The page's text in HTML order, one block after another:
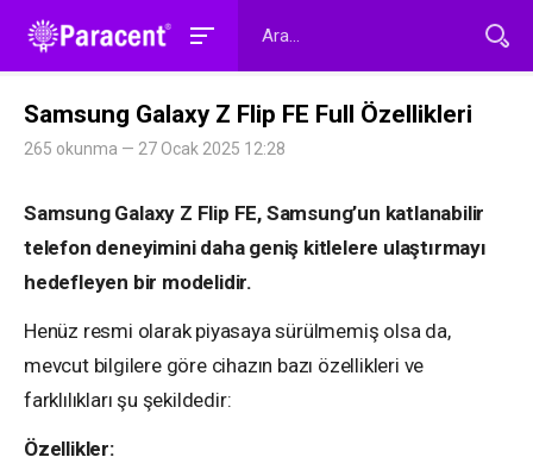
Samsung Galaxy Z Flip FE Full Özellikleri
265 okunma — 27 Ocak 2025 12:28
Samsung Galaxy Z Flip FE, Samsung’un katlanabilir
telefon deneyimini daha geniş kitlelere ulaştırmayı
hedefleyen bir modelidir.
Henüz resmi olarak piyasaya sürülmemiş olsa da,
mevcut bilgilere göre cihazın bazı özellikleri ve
farklılıkları şu şekildedir:
Özellikler: